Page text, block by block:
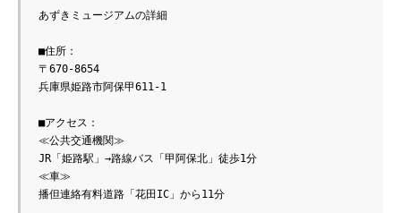
あずきミュージアムの詳細
■住所：
〒670-8654
兵庫県姫路市阿保甲611-1
■アクセス：
≪公共交通機関≫
JR「姫路駅」→路線バス「甲阿保北」徒歩1分
≪車≫
播但連絡有料道路「花田IC」から11分